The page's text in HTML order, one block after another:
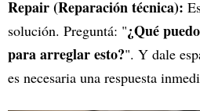
Repair (Reparación técnica):
solución. Preguntá: "¿Qué
para arreglar esto?". Y dale
es necesaria una respuesta